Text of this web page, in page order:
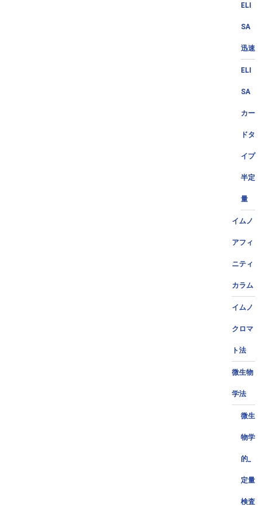
ELI
SA
迅速
ELI
SA
カー
ドタ
イプ
半定
量
イムノ
アフィ
ニティ
カラム
イムノ
クロマ
ト法
微生物
学法
微生
物学
的_
定量
検査